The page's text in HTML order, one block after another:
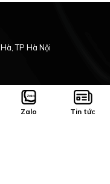
TP Hà Nội
Zalo Tin tức